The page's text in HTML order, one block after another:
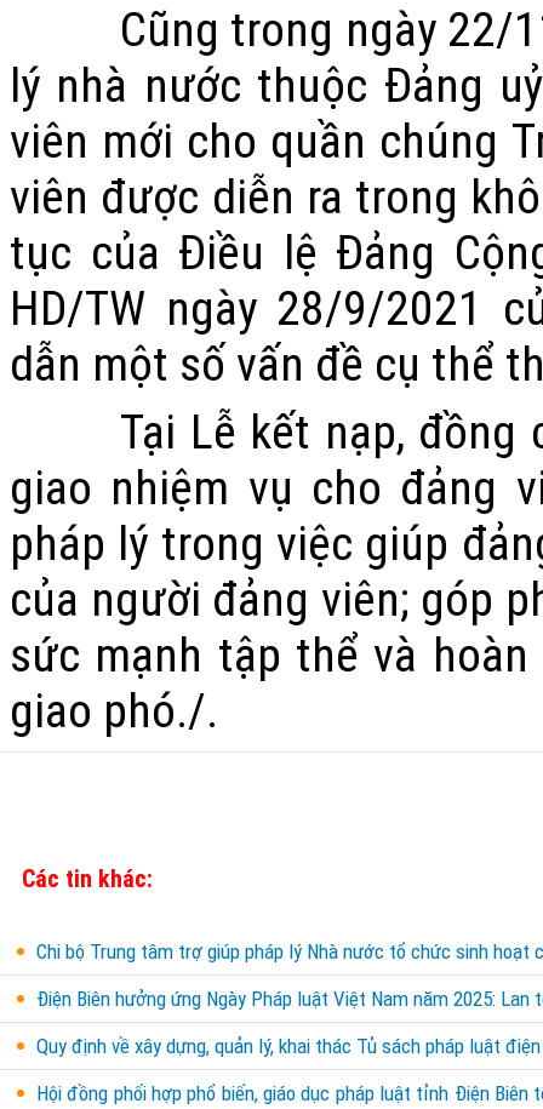
Cũng trong ngày 22/
lý nhà nước thuộc Đảng
viên mới cho quần chúng
viên được diễn ra trong
tục của Điều lệ Đảng
HD/TW ngày 28/9/2021
dẫn một số vấn đề cụ thể
Tại Lễ kết nạp, đồng
giao nhiệm vụ cho đảng
pháp lý trong việc giúp
của người đảng viên; góp
sức mạnh tập thể và
giao phó./.
Các tin khác:
Chi bộ Trung tâm trợ giúp pháp lý Nhà nước tổ chức sinh hoạt
Điện Biên hưởng ứng Ngày Pháp luật Việt Nam năm 2025:
Quy định về xây dựng, quản lý, khai thác Tủ sách pháp luật
Hội đồng phối hợp phổ biến, giáo dục pháp luật tỉnh Điện